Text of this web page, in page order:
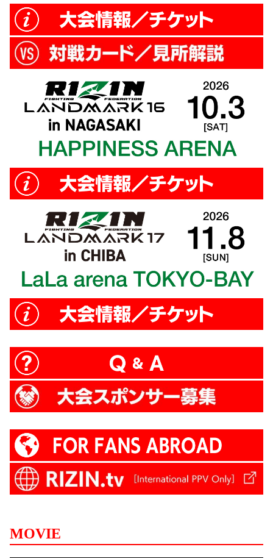
MOVIE